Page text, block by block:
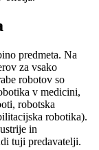
predmeta. Na
za vsako
robotov so
v medicini,
robotska
robotika).
in
tuji predavatelji.